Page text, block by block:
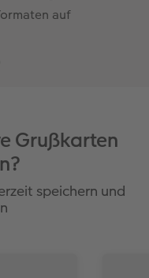
auf
Grußkarten
speichern und